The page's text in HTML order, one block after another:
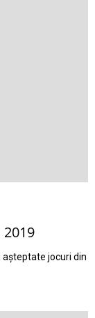
așteptate jocuri din